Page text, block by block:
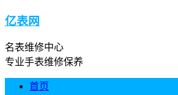
亿表网
名表维修中心
专业手表维修保养
首页